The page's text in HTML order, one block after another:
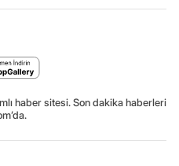
haber sitesi. Son dakika haberleri